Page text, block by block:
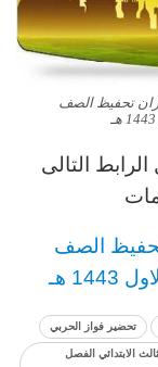
درس الرحمن 33-45 مادة قران تحفيظ الصف
التالى
الصف
هـ
تحضير فواز الحربي
الصف الثالث الابتدائي الفصل